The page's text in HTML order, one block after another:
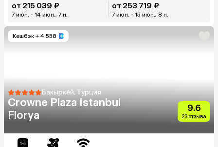
от 215 039 ₽
7 июн. - 14 июн., 7 н.
от 253 719 ₽
7 июн. - 15 июн., 8 н.
Кешбэк + 4 558
Бакыркёй, Турция
Crowne Plaza Istanbul
Florya
9.6
23 отзыва